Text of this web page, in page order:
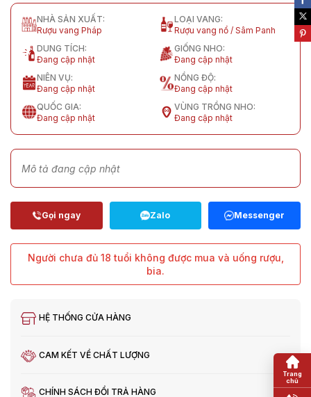
NHÀ SẢN XUẤT:
Rượu vang Pháp
LOẠI VANG:
Rượu vang nổ / Sâm Panh
DUNG TÍCH:
Đang cập nhật
GIỐNG NHO:
Đang cập nhật
NIÊN VỤ:
Đang cập nhật
NỒNG ĐỘ:
Đang cập nhật
QUỐC GIA:
Đang cập nhật
VÙNG TRỒNG NHO:
Đang cập nhật
Mô tả đang cập nhật
Người chưa đủ 18 tuổi không được mua và uống rượu,
bia.
HỆ THỐNG CỬA HÀNG
CAM KẾT VỀ CHẤT LƯỢNG
CHÍNH SÁCH ĐỔI TRẢ HÀNG